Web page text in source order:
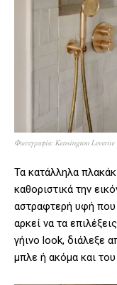
Φωτογραφία: Kensington Leverne
Τα κατάλληλα
καθοριστικά την
αστραφτερή υφή που
αρκεί να τα
γήινο look, διάλεξε
μπλε ή ακόμα και